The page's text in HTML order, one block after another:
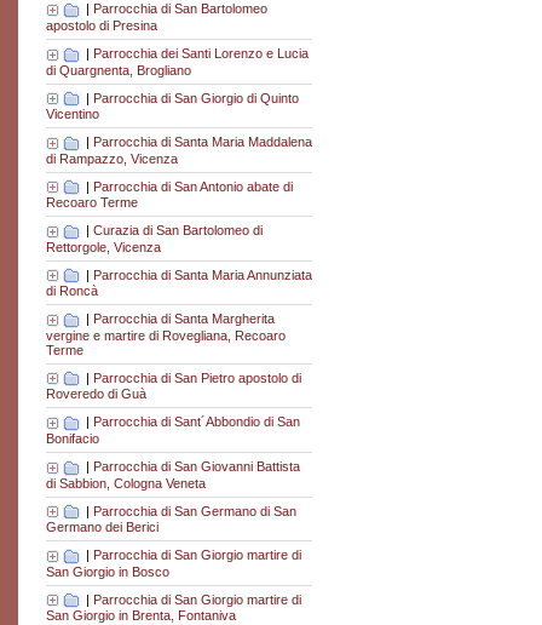
Parrocchia di San Bartolomeo
apostolo di Presina
| Parrocchia dei Santi Lorenzo e Lucia
di Quargnenta, Brogliano
| Parrocchia di San Giorgio di Quinto
Vicentino
| Parrocchia di Santa Maria Maddalena
di Rampazzo, Vicenza
| Parrocchia di San Antonio abate di
Recoaro Terme
Curazia di San Bartolomeo di
Rettorgole, Vicenza
| Parrocchia di Santa Maria Annunziata
di Roncà
Parrocchia di Santa Margherita
vergine e martire di Rovegliana, Recoaro
Terme
| Parrocchia di San Pietro apostolo di
Roveredo di Guà
Parrocchia di Sant´Abbondio di San
Bonifacio
| Parrocchia di San Giovanni Battista
di Sabbion, Cologna Veneta
| Parrocchia di San Germano di San
Germano dei Berici
| Parrocchia di San Giorgio martire di
San Giorgio in Bosco
| Parrocchia di San Giorgio martire di
San Giorgio in Brenta, Fontaniva